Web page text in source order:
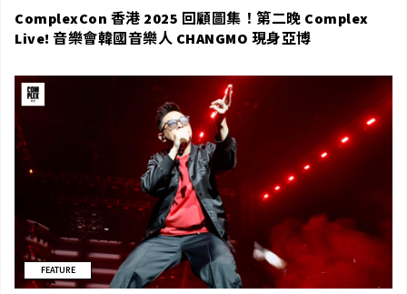
ComplexCon 香港 2025 回顧圖集！第二晚 Complex
Live! 音樂會韓國音樂人 CHANGMO 現身亞博
FEATURE